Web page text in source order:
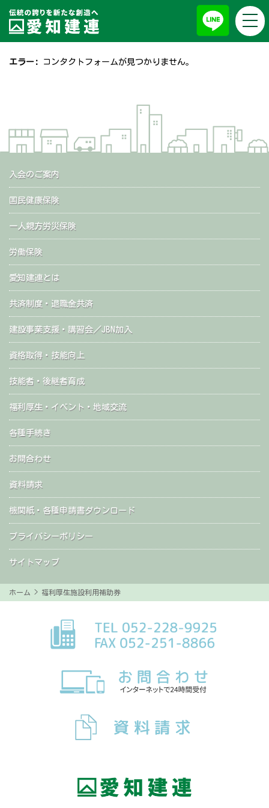
福利厚生施設利用補助券
エラー: コンタクトフォームが見つかりません。
入会のご案内
国民健康保険
一人親方労災保険
労働保険
愛知建連とは
共済制度・退職金共済
建設事業支援・講習会／JBN加入
資格取得・技能向上
技能者・後継者育成
福利厚生・イベント・地域交流
各種手続き
お問合わせ
資料請求
機関紙・各種申請書ダウンロード
プライバシーポリシー
サイトマップ
ホーム > 福利厚生施設利用補助券